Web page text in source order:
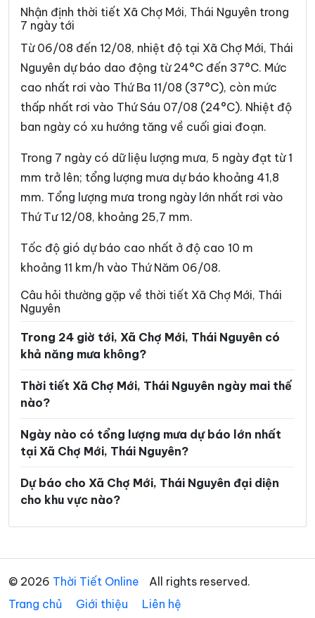
Xã Côn Minh Xã Cường Lợi
Xã Đại Phúc
Xã Dân Tiến Xã Điềm Thụy
Xã Định Hóa Xã Đồng Hỷ
Xã Đồng Phúc Xã Đức Lương
Xã Kha Sơn Xã Kim Phượng
Xã La Bằng Xã La Hiên
Xã Lam Vỹ
Xã Na Rì Xã Nam Cường
Xã Nghĩa Tá
Xã Nghinh Tường Xã Phong Quang
Xã Phú Bình
Xã Phú Lạc Xã Phú Lương
Xã Phú Thịnh Xã Phủ Thông
Xã Phú Xuyên Xã Phúc Lộc
Xã Quảng Bạch
Xã Sảng Mộc Xã Tân Cương
Xã Tân Khánh Xã Tân Kỳ
Xã Tân Thành Xã Thần Sa
Xã Thành Công Xã Thanh Mai
Nhận định thời tiết Xã Chợ Mới, Thái Nguyên trong
7 ngày tới
Từ 06/08 đến 12/08, nhiệt độ tại Xã Chợ Mới, Thái
Nguyên dự báo dao động từ 24°C đến 37°C. Mức
cao nhất rơi vào Thứ Ba 11/08 (37°C), còn mức
thấp nhất rơi vào Thứ Sáu 07/08 (24°C). Nhiệt độ
ban ngày có xu hướng tăng về cuối giai đoạn.
Trong 7 ngày có dữ liệu lượng mưa, 5 ngày đạt từ 1
mm trở lên; tổng lượng mưa dự báo khoảng 41,8
mm. Tổng lượng mưa trong ngày lớn nhất rơi vào
Thứ Tư 12/08, khoảng 25,7 mm.
Tốc độ gió dự báo cao nhất ở độ cao 10 m
khoảng 11 km/h vào Thứ Năm 06/08.
Câu hỏi thường gặp về thời tiết Xã Chợ Mới, Thái
Nguyên
Trong 24 giờ tới, Xã Chợ Mới, Thái Nguyên có
khả năng mưa không?
Thời tiết Xã Chợ Mới, Thái Nguyên ngày mai thế
nào?
Ngày nào có tổng lượng mưa dự báo lớn nhất
tại Xã Chợ Mới, Thái Nguyên?
Dự báo cho Xã Chợ Mới, Thái Nguyên đại diện
cho khu vực nào?
© 2026 Thời Tiết Online
All rights reserved.
Trang chủ
Giới thiệu Liên hệ